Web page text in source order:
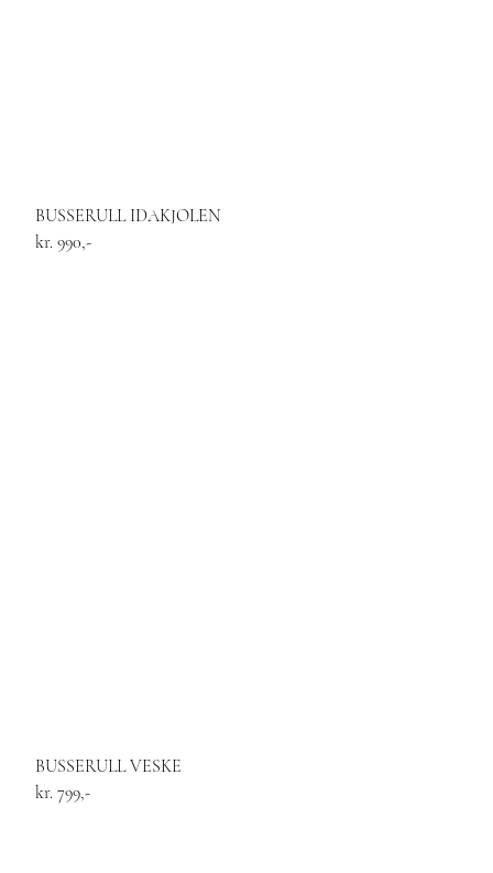
BUSSERULL IDAKJOLEN
kr. 990,-
BUSSERULL VESKE
kr. 799,-